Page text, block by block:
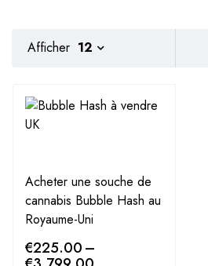
Afficher 12
Acheter une souche de
cannabis Bubble Hash au
Royaume-Uni
€225.00–